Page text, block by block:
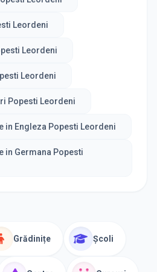
Leordeni
Leordeni
Leordeni
Popesti Leordeni
in Engleza Popesti Leordeni
in Germana Popesti
Grădinițe Școli